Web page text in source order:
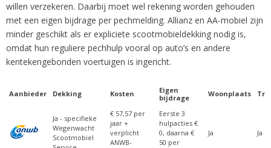
willen verzekeren. Daarbij moet wel rekening worden gehouden
met een eigen bijdrage per pechmelding. Allianz en AA-mobiel zijn
minder geschikt als er expliciete scootmobieldekking nodig is,
omdat hun reguliere pechhulp vooral op auto’s en andere
kentekengebonden voertuigen is ingericht.
Aanbieder Dekking Kosten
Eigen
bijdrage
Woonplaats
bijdrage
Ja - specifieke
Wegenwacht
Scootmobiel
€ 57,57 per
jaar +
verplicht
ANWB-
Eerste 3
hulpacties €
0, daarna €
50 per
Ja Ja